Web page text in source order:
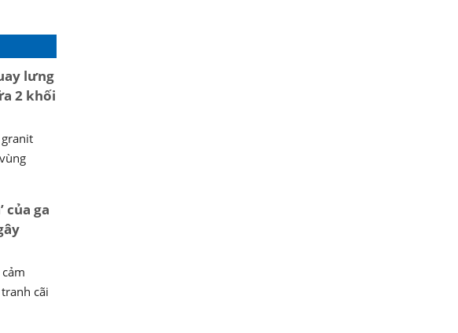
lưng
2 khối
của ga
cãi